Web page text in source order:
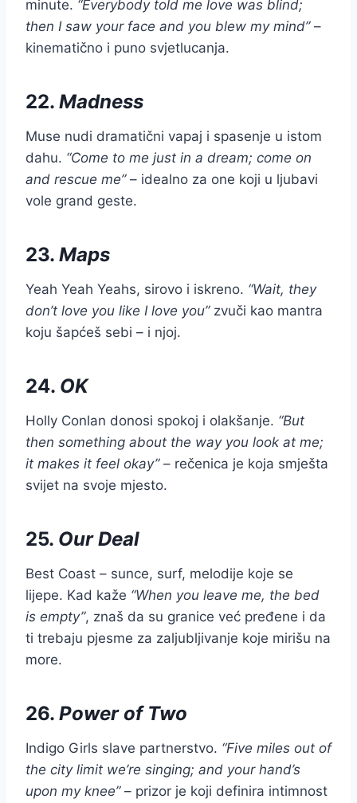
minute. “Everybody told me love was blind;
then I saw your face and you blew my mind”–
kinematično i puno svjetlucanja.
22. Madness
Muse nudi dramatični vapaj i spasenje u istom
dahu. “Come to me just in a dream; come on
and rescue me”– idealno za one koji u ljubavi
vole grand geste.
23. Maps
Yeah Yeah Yeahs, sirovo i iskreno. “Wait, they
don’t love you like I love you”zvuči kao mantra
koju šapćeš sebi – i njoj.
24. OK
Holly Conlan donosi spokoj i olakšanje. “But
then something about the way you look at me;
it makes it feel okay”– rečenica je koja smješta
svijet na svoje mjesto.
25. Our Deal
Best Coast – sunce, surf, melodije koje se
lijepe. Kad kaže “When you leave me, the bed
is empty”, znaš da su granice već pređene i da
ti trebaju pjesme za zaljubljivanje koje mirišu na
more.
26. Power of Two
Indigo Girls slave partnerstvo. “Five miles out of
the city limit we’re singing; and your hand’s
upon my knee”– prizor je koji definira intimnost